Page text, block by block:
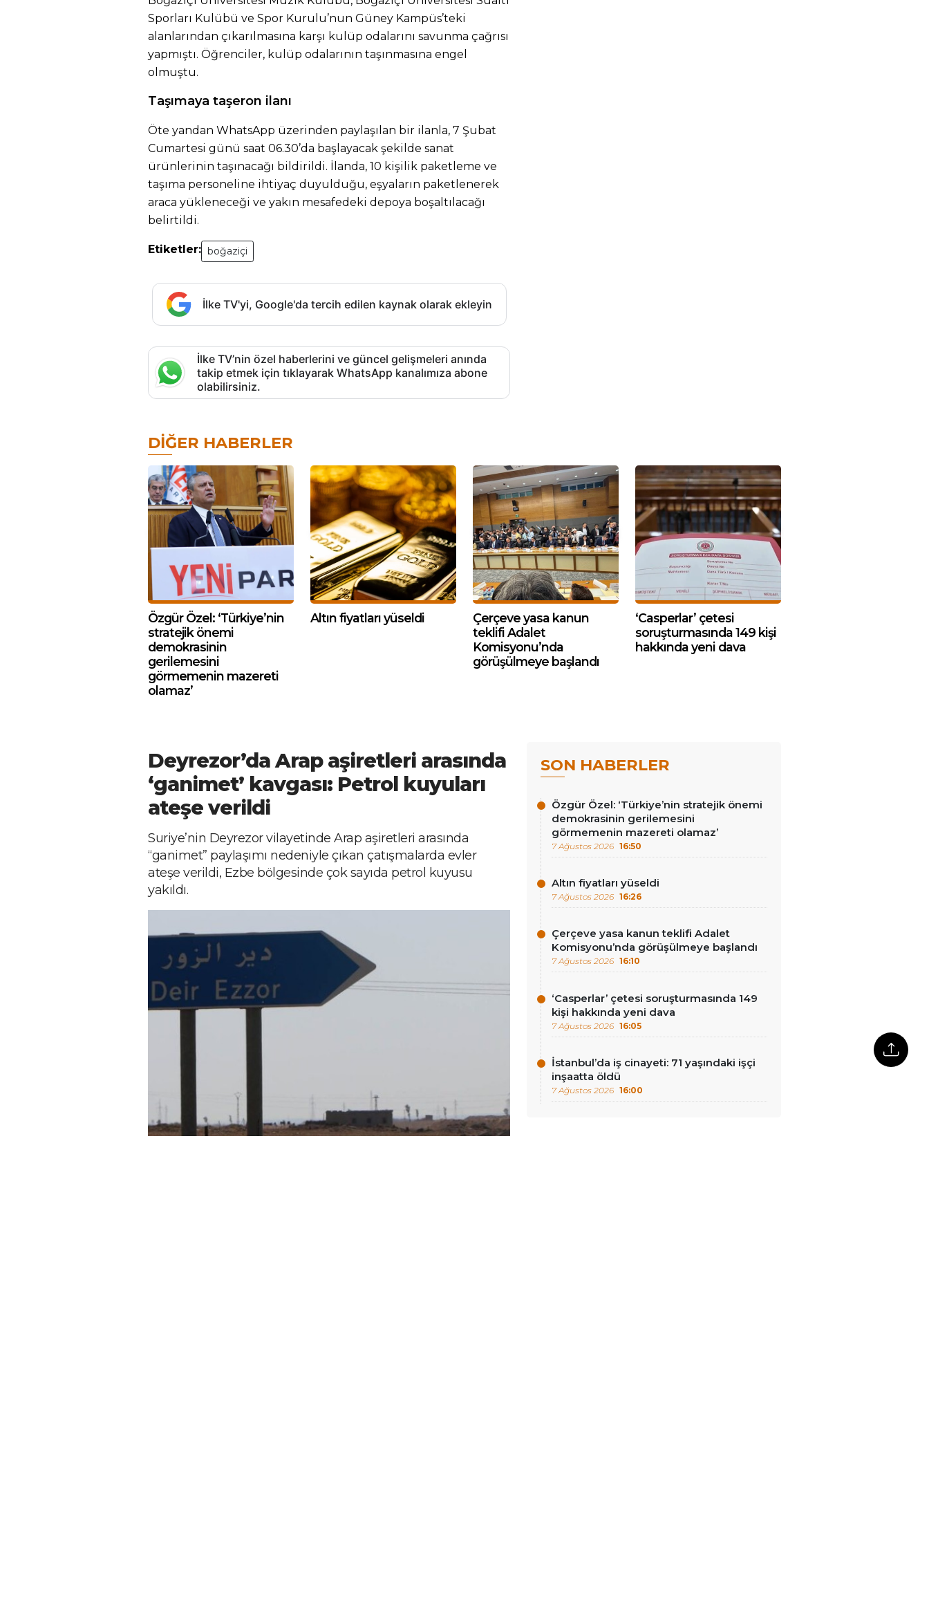
Sporları Kulübü ve Spor Kurulu’nun Güney Kampüs’teki
alanlarından çıkarılmasına karşı kulüp odalarını savunma çağrısı
yapmıştı. Öğrenciler, kulüp odalarının taşınmasına engel
olmuştu.
Taşımaya taşeron ilanı
Öte yandan WhatsApp üzerinden paylaşılan bir ilanla, 7 Şubat
Cumartesi günü saat 06.30’da başlayacak şekilde sanat
ürünlerinin taşınacağı bildirildi. İlanda, 10 kişilik paketleme ve
taşıma personeline ihtiyaç duyulduğu, eşyaların paketlenerek
araca yükleneceği ve yakın mesafedeki depoya boşaltılacağı
belirtildi.
Etiketler: boğaziçi
İlke TV'yi, Google'da tercih edilen kaynak olarak ekleyin
İlke TV’nin özel haberlerini ve güncel gelişmeleri anında
takip etmek için tıklayarak WhatsApp kanalımıza abone
olabilirsiniz.
DIĞER HABERLER
Özgür Özel: ‘Türkiye’nin
stratejik önemi
demokrasinin
gerilemesini
görmemenin mazereti
olamaz’
Altın fiyatları yüseldi
Çerçeve yasa kanun
teklifi Adalet
Komisyonu’nda
görüşülmeye başlandı
‘Casperlar’ çetesi
soruşturmasında 149 kişi
hakkında yeni dava
Deyrezor’da Arap aşiretleri arasında
‘ganimet’ kavgası: Petrol kuyuları
ateşe verildi
Suriye’nin Deyrezor vilayetinde Arap aşiretleri arasında
“ganimet” paylaşımı nedeniyle çıkan çatışmalarda evler
ateşe verildi, Ezbe bölgesinde çok sayıda petrol kuyusu
yakıldı.
SON HABERLER
Özgür Özel: ‘Türkiye’nin stratejik önemi
demokrasinin gerilemesini
görmemenin mazereti olamaz’
7 Ağustos 2026 16:50
Altın fiyatları yüseldi
7 Ağustos 2026 16:26
Çerçeve yasa kanun teklifi Adalet
Komisyonu’nda görüşülmeye başlandı
7 Ağustos 2026 16:10
‘Casperlar’ çetesi soruşturmasında 149
kişi hakkında yeni dava
7 Ağustos 2026 16:05
İstanbul’da iş cinayeti: 71 yaşındaki işçi
inşaatta öldü
7 Ağustos 2026 16:00